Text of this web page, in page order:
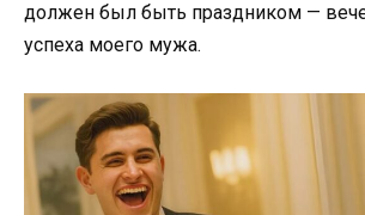
должен был быть праздником —
успеха моего мужа.